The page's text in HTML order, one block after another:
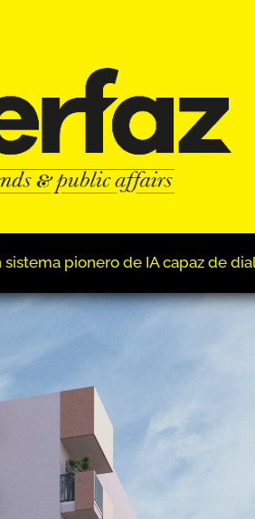
dialogar con sus clientes